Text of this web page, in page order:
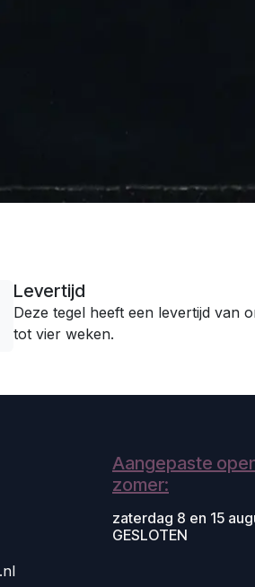
Levertijd
Deze tegel heeft een levertijd van
tot vier weken.
Aangepaste
zomer:
zaterdag 8 en 15
GESLOTEN